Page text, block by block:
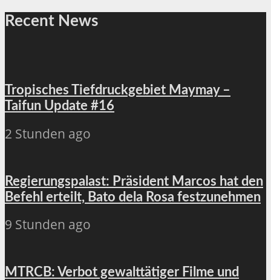
Recent News
Tropisches Tiefdruckgebiet Maymay –
Taifun Update #16
2 Stunden ago
Regierungspalast: Präsident Marcos hat den
Befehl erteilt, Bato dela Rosa festzunehmen
9 Stunden ago
MTRCB: Verbot gewalttätiger Filme und